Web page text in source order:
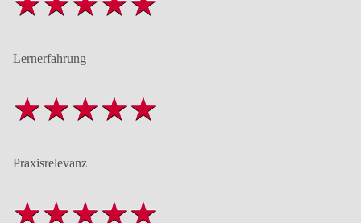
Lernerfahrung
Praxisrelevanz